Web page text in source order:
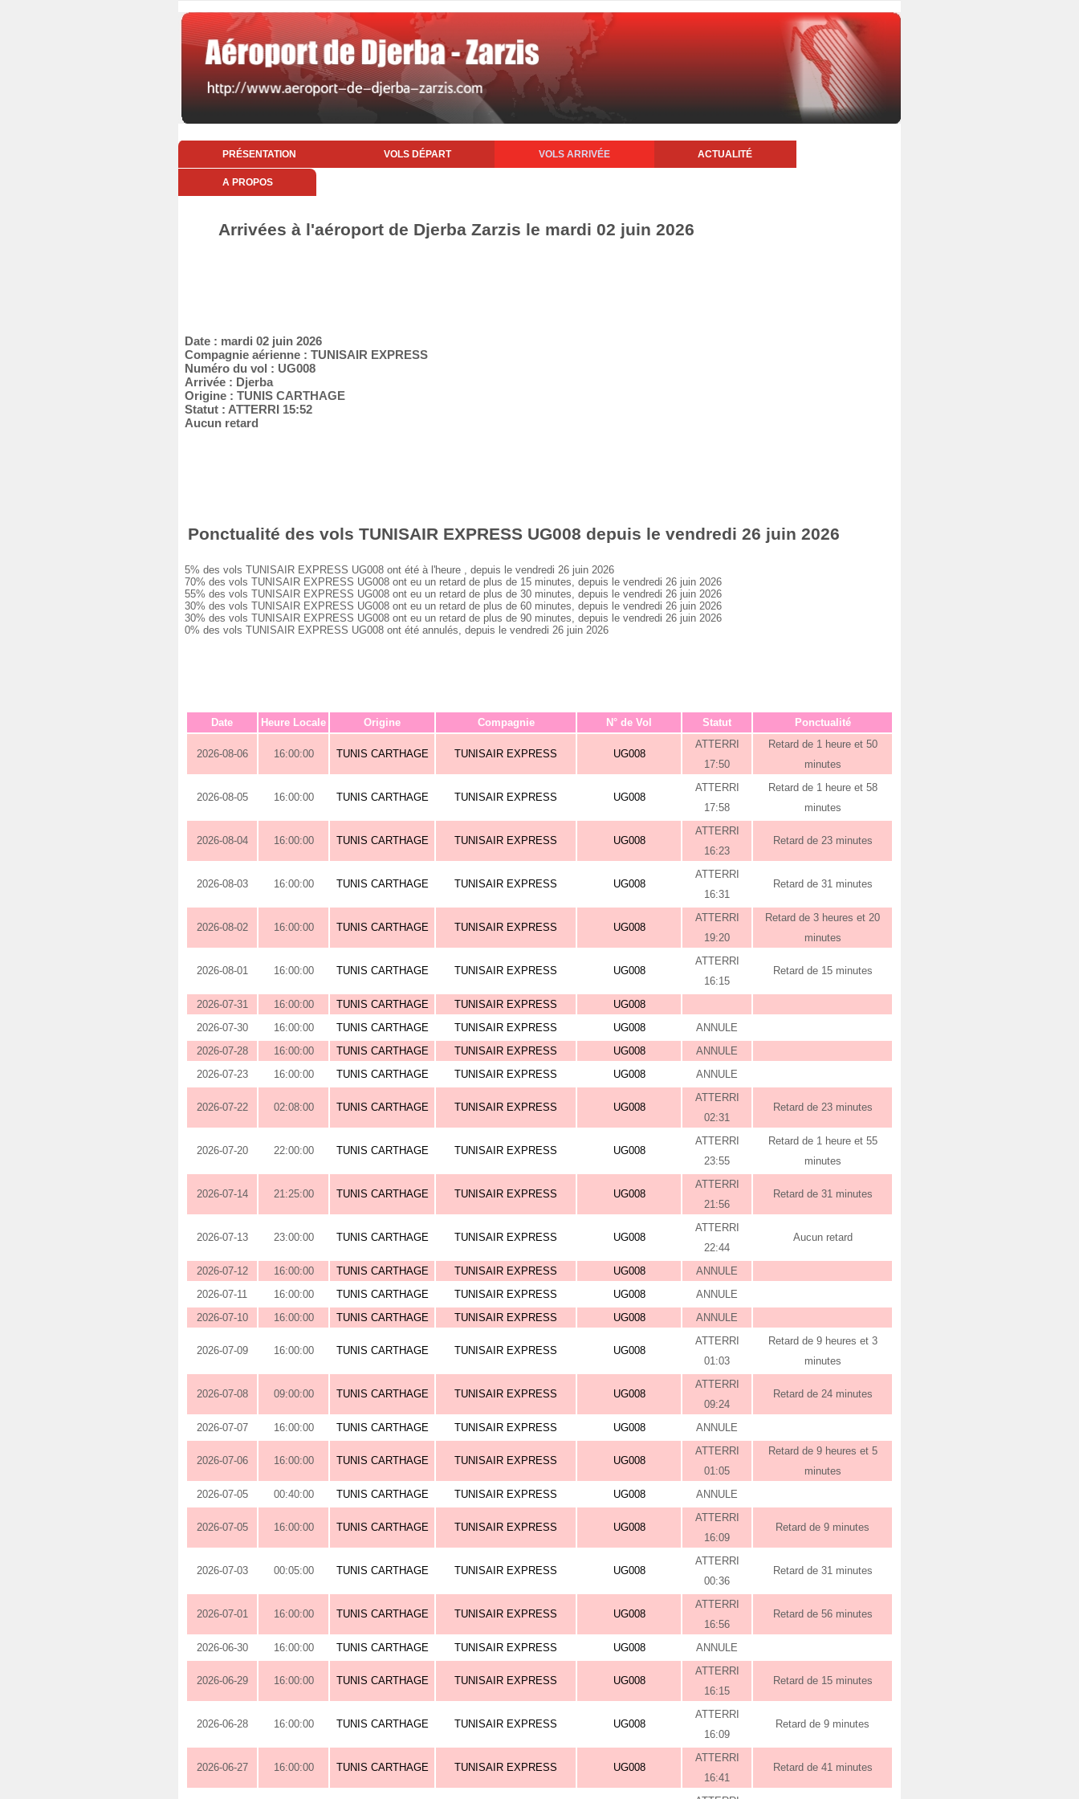
PRÉSENTATION VOLS DÉPART VOLS ARRIVÉE ACTUALITÉ
A PROPOS
Arrivées à l'aéroport de Djerba Zarzis le mardi 02 juin 2026
Date : mardi 02 juin 2026
Compagnie aérienne : TUNISAIR EXPRESS
Numéro du vol : UG008
Arrivée : Djerba
Origine : TUNIS CARTHAGE
Statut : ATTERRI 15:52
Aucun retard
Ponctualité des vols TUNISAIR EXPRESS UG008 depuis le vendredi 26 juin 2026
5% des vols TUNISAIR EXPRESS UG008 ont été à l'heure , depuis le vendredi 26 juin 2026
70% des vols TUNISAIR EXPRESS UG008 ont eu un retard de plus de 15 minutes, depuis le vendredi 26 juin 2026
55% des vols TUNISAIR EXPRESS UG008 ont eu un retard de plus de 30 minutes, depuis le vendredi 26 juin 2026
30% des vols TUNISAIR EXPRESS UG008 ont eu un retard de plus de 60 minutes, depuis le vendredi 26 juin 2026
30% des vols TUNISAIR EXPRESS UG008 ont eu un retard de plus de 90 minutes, depuis le vendredi 26 juin 2026
0% des vols TUNISAIR EXPRESS UG008 ont été annulés, depuis le vendredi 26 juin 2026
Date Heure Locale Origine Compagnie N° de Vol Statut Ponctualité
2026-08-06 16:00:00 TUNIS CARTHAGE TUNISAIR EXPRESS UG008
ATTERRI
17:50
Retard de 1 heure et 50
minutes
2026-08-05 16:00:00 TUNIS CARTHAGE TUNISAIR EXPRESS UG008
ATTERRI
17:58
Retard de 1 heure et 58
minutes
2026-08-04 16:00:00 TUNIS CARTHAGE TUNISAIR EXPRESS UG008
ATTERRI
16:23
Retard de 23 minutes
2026-08-03 16:00:00 TUNIS CARTHAGE TUNISAIR EXPRESS UG008
ATTERRI
16:31
Retard de 31 minutes
2026-08-02 16:00:00 TUNIS CARTHAGE TUNISAIR EXPRESS UG008
ATTERRI
19:20
Retard de 3 heures et 20
minutes
2026-08-01 16:00:00 TUNIS CARTHAGE TUNISAIR EXPRESS UG008
ATTERRI
16:15
Retard de 15 minutes
2026-07-31 16:00:00 TUNIS CARTHAGE TUNISAIR EXPRESS
UG008
2026-07-30
16:00:00 TUNIS CARTHAGE TUNISAIR EXPRESS UG008
ANNULE
2026-07-28
16:00:00 TUNIS CARTHAGE TUNISAIR EXPRESS UG008
ANNULE
2026-07-23
16:00:00 TUNIS CARTHAGE TUNISAIR EXPRESS UG008 ANNULE
2026-07-22 02:08:00 TUNIS CARTHAGE TUNISAIR EXPRESS UG008
ATTERRI
02:31
Retard de 23 minutes
2026-07-20 22:00:00 TUNIS CARTHAGE TUNISAIR EXPRESS UG008
ATTERRI
23:55
Retard de 1 heure et 55
minutes
2026-07-14 21:25:00 TUNIS CARTHAGE TUNISAIR EXPRESS UG008
ATTERRI
21:56
Retard de 31 minutes
2026-07-13 23:00:00 TUNIS CARTHAGE TUNISAIR EXPRESS UG008
ATTERRI
22:44
Aucun retard
2026-07-12 16:00:00 TUNIS CARTHAGE TUNISAIR EXPRESS UG008
ANNULE
2026-07-11
16:00:00 TUNIS CARTHAGE TUNISAIR EXPRESS UG008
ANNULE
2026-07-10
16:00:00 TUNIS CARTHAGE TUNISAIR EXPRESS UG008 ANNULE
2026-07-09 16:00:00 TUNIS CARTHAGE TUNISAIR EXPRESS UG008
ATTERRI
01:03
Retard de 9 heures et 3
minutes
2026-07-08 09:00:00 TUNIS CARTHAGE TUNISAIR EXPRESS UG008
ATTERRI
09:24
Retard de 24 minutes
2026-07-07 16:00:00 TUNIS CARTHAGE TUNISAIR EXPRESS UG008 ANNULE
2026-07-06 16:00:00 TUNIS CARTHAGE TUNISAIR EXPRESS UG008
ATTERRI
01:05
Retard de 9 heures et 5
minutes
2026-07-05
00:40:00 TUNIS CARTHAGE TUNISAIR EXPRESS UG008 ANNULE
2026-07-05 16:00:00 TUNIS CARTHAGE TUNISAIR EXPRESS UG008
ATTERRI
16:09
Retard de 9 minutes
2026-07-03 00:05:00 TUNIS CARTHAGE TUNISAIR EXPRESS UG008
ATTERRI
00:36
Retard de 31 minutes
2026-07-01 16:00:00 TUNIS CARTHAGE TUNISAIR EXPRESS UG008
ATTERRI
16:56
Retard de 56 minutes
2026-06-30 16:00:00 TUNIS CARTHAGE TUNISAIR EXPRESS UG008 ANNULE
2026-06-29 16:00:00 TUNIS CARTHAGE TUNISAIR EXPRESS UG008
ATTERRI
16:15
Retard de 15 minutes
2026-06-28 16:00:00 TUNIS CARTHAGE TUNISAIR EXPRESS UG008
ATTERRI
16:09
Retard de 9 minutes
2026-06-27 16:00:00 TUNIS CARTHAGE TUNISAIR EXPRESS UG008
ATTERRI
16:41
Retard de 41 minutes